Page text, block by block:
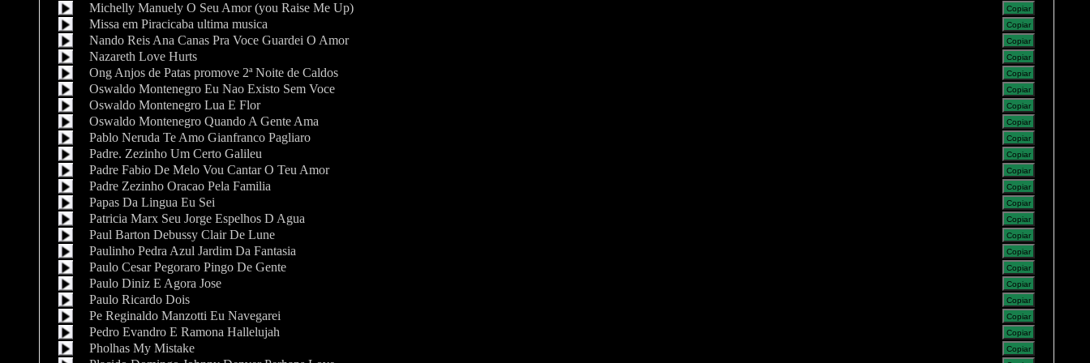
Michelly Manuely O Seu Amor (you Raise Me Up) Copiar
Missa em Piracicaba ultima musica Copiar
Nando Reis Ana Canas Pra Voce Guardei O Amor Copiar
Nazareth Love Hurts Copiar
Ong Anjos de Patas promove 2ª Noite de Caldos Copiar
Oswaldo Montenegro Eu Nao Existo Sem Voce Copiar
Oswaldo Montenegro Lua E Flor Copiar
Oswaldo Montenegro Quando A Gente Ama Copiar
Pablo Neruda Te Amo Gianfranco Pagliaro Copiar
Padre. Zezinho Um Certo Galileu Copiar
Padre Fabio De Melo Vou Cantar O Teu Amor Copiar
Padre Zezinho Oracao Pela Familia Copiar
Papas Da Lingua Eu Sei Copiar
Patricia Marx Seu Jorge Espelhos D Agua Copiar
Paul Barton Debussy Clair De Lune Copiar
Paulinho Pedra Azul Jardim Da Fantasia Copiar
Paulo Cesar Pegoraro Pingo De Gente Copiar
Paulo Diniz E Agora Jose Copiar
Paulo Ricardo Dois Copiar
Pe Reginaldo Manzotti Eu Navegarei Copiar
Pedro Evandro E Ramona Hallelujah Copiar
Pholhas My Mistake Copiar